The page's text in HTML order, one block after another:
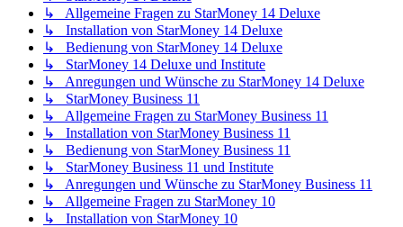
↳ Allgemeine Fragen zu StarMoney 14 Deluxe
↳ Installation von StarMoney 14 Deluxe
↳ Bedienung von StarMoney 14 Deluxe
↳ StarMoney 14 Deluxe und Institute
↳ Anregungen und Wünsche zu StarMoney 14 Deluxe
↳ StarMoney Business 11
↳ Allgemeine Fragen zu StarMoney Business 11
↳ Installation von StarMoney Business 11
↳ Bedienung von StarMoney Business 11
↳ StarMoney Business 11 und Institute
↳ Anregungen und Wünsche zu StarMoney Business 11
↳ Allgemeine Fragen zu StarMoney 10
↳ Installation von StarMoney 10